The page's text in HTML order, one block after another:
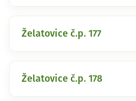
Želatovice č.p. 177
Želatovice č.p. 178